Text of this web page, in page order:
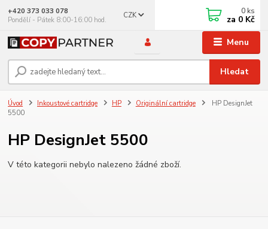
Menu
CZK
Hledat
+420 373 033 078
Pondělí - Pátek 8:00-16:00 hod.
0 ks
za 0 Kč
Úvod Inkoustové cartridge HP Originální cartridge
HP DesignJet
5500
HP DesignJet 5500
V této kategorii nebylo nalezeno žádné zboží.